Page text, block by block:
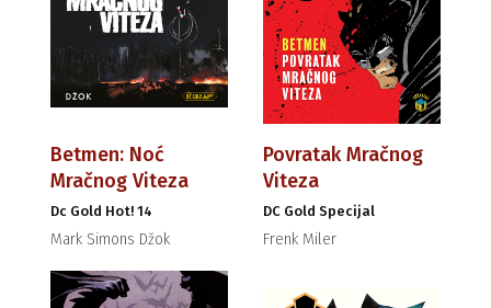
Betmen: Noć
Mračnog Viteza
Dc Gold Hot! 14
Mark Simons Džok
Povratak Mračnog
Viteza
DC Gold Specijal
Frenk Miler